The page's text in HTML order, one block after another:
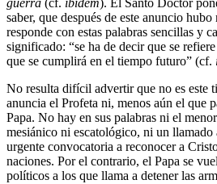
guerra (cf. ibídem). El Santo Doctor
saber, que después de este anuncio
responde con estas palabras sencillas y
significado: “se ha de decir que se
que se cumplirá en el tiempo futuro” (cf.
No resulta difícil advertir que no es este
anuncia el Profeta ni, menos aún el que
Papa. No hay en sus palabras ni el
mesiánico ni escatológico, ni un
urgente convocatoria a reconocer a
naciones. Por el contrario, el Papa se
políticos a los que llama a detener las